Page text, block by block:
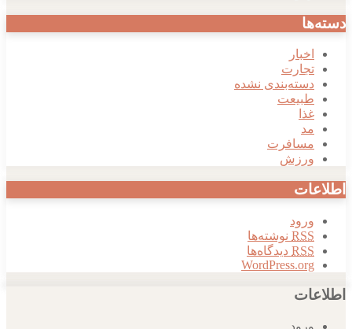
دسته‌ها
اخبار
تجارت
دسته‌بندی نشده
طبیعت
غذا
مد
مسافرت
ورزش
اطلاعات
ورود
RSSنوشته‌ها
RSSدیدگاه‌ها
WordPress.org
اطلاعات